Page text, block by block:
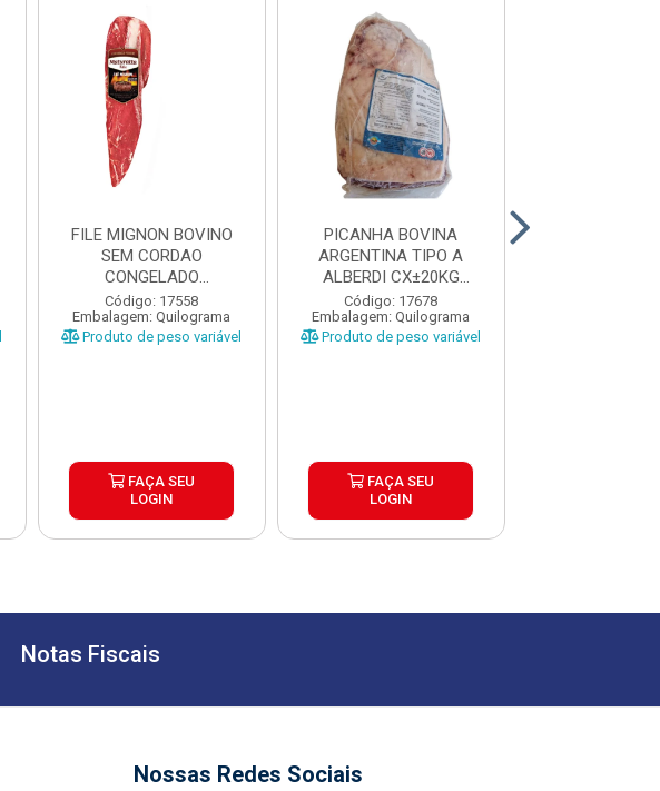
FILE MIGNON BOVINO
SEM CORDAO
CONGELADO
MATURATTA CAIXA
±20K...
Código: 17558
Embalagem: Quilograma
Produto de peso variável
FAÇA SEU
LOGIN
PICANHA BOVINA
ARGENTINA TIPO A
ALBERDI CX±20KG
PEÇAS ±1,3 A...
Código: 17678
Embalagem: Quilograma
Produto de peso variável
FAÇA SEU
LOGIN
Notas Fiscais
Nossas Redes Sociais